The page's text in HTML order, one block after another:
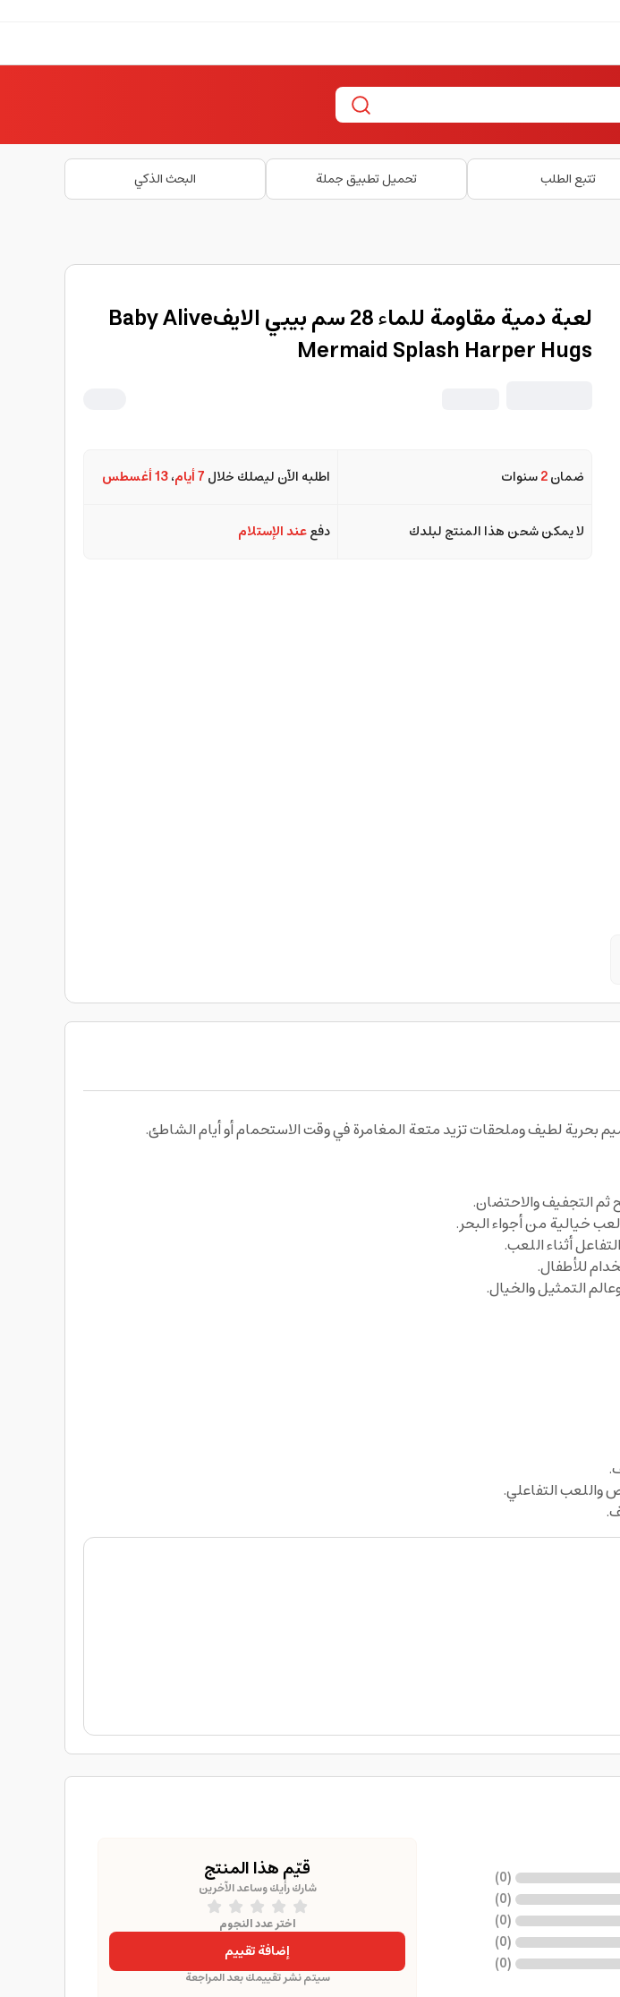
تتبع الطلب تحميل تطبيق جملة البحث الذكي
لعبة دمية مقاومة للماء 28 سم بيبي الايفBaby Alive
Mermaid Splash Harper Hugs
ضمان2سنوات اطلبه الآن ليصلك خلال 7 أيام ،13 أغسطس
لا يمكن شحن هذا المنتج لبلدك دفععند الإستلام
لطيف وملحقات تزيد متعة المغامرة في وقت الاستحمام أو أيام الشاطئ.
ثم التجفيف والاحتضان.
خيالية من أجواء البحر.
أثناء اللعب.
للأطفال.
التمثيل والخيال.
(
0
)
(
0
)
(
0
)
(
0
)
(
0
)
قيّم هذا المنتج
شارك رأيك وساعد الآخرين
اختر عدد النجوم
إضافة تقييم
سيتم نشر تقييمك بعد المراجعة